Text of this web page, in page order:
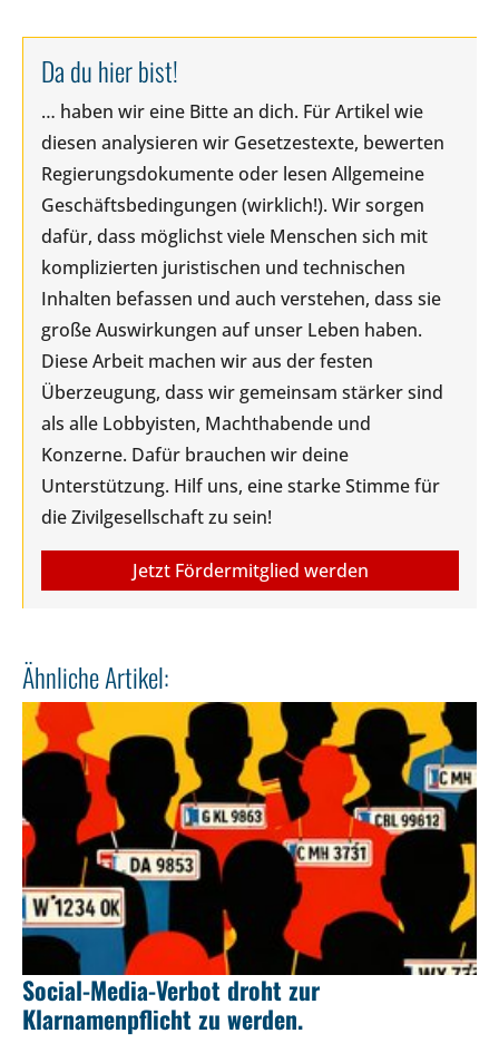
Da du hier bist!
… haben wir eine Bitte an dich. Für Artikel wie
diesen analysieren wir Gesetzestexte, bewerten
Regierungsdokumente oder lesen Allgemeine
Geschäftsbedingungen (wirklich!). Wir sorgen
dafür, dass möglichst viele Menschen sich mit
komplizierten juristischen und technischen
Inhalten befassen und auch verstehen, dass sie
große Auswirkungen auf unser Leben haben.
Diese Arbeit machen wir aus der festen
Überzeugung, dass wir gemeinsam stärker sind
als alle Lobbyisten, Machthabende und
Konzerne. Dafür brauchen wir deine
Unterstützung. Hilf uns, eine starke Stimme für
die Zivilgesellschaft zu sein!
Jetzt Fördermitglied werden
Ähnliche Artikel:
Social-Media-Verbot droht zur
Klarnamenpflicht zu werden.